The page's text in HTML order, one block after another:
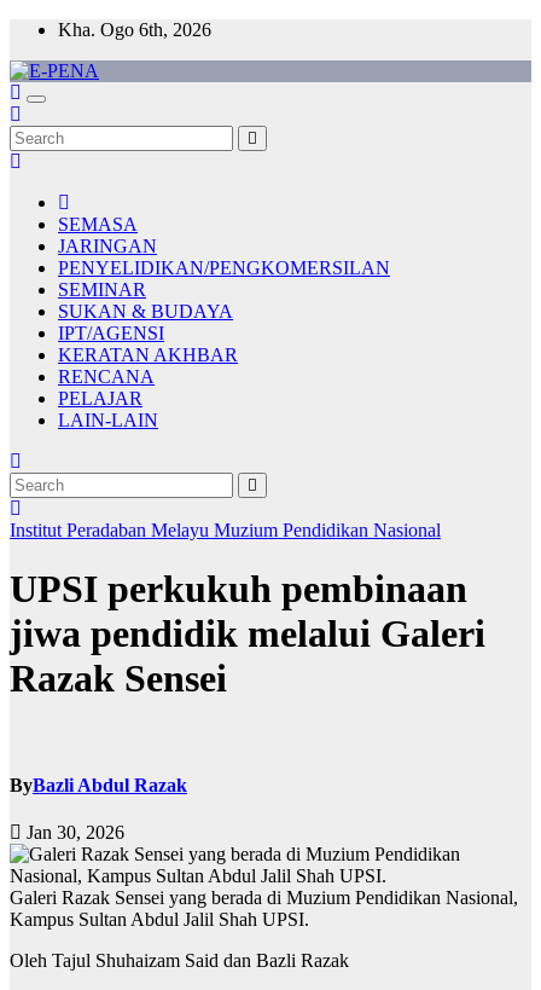
Skip
content
Kha. Ogo 6th, 2026
E-PENA
Berita Digital Terkini
SEMASA
JARINGAN
PENYELIDIKAN/PENGKOMERSILAN
SEMINAR
SUKAN & BUDAYA
IPT/AGENSI
KERATAN AKHBAR
RENCANA
PELAJAR
LAIN-LAIN
Institut Peradaban Melayu Muzium Pendidikan Nasional
UPSI perkukuh pembinaan
jiwa pendidik melalui Galeri
Razak Sensei
ByBazli Abdul Razak
Jan 30, 2026
Galeri Razak Sensei yang berada di Muzium Pendidikan Nasional,
Kampus Sultan Abdul Jalil Shah UPSI.
Oleh Tajul Shuhaizam Said dan Bazli Razak